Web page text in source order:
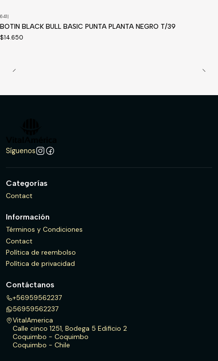
641|
BOTIN BLACK BULL BASIC PUNTA PLANTA NEGRO T/39
$14.650
Síguenos
Categorías
Contact
Información
Términos y Condiciones
Contact
Política de reembolso
Política de privacidad
Contáctanos
+56959562237
56959562237
VitalAmerica
Calle cinco 1251, Bodega 5 Edificio 2
Coquimbo - Coquimbo
Coquimbo - Chile